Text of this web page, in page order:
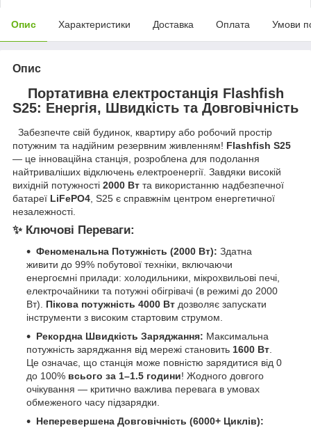
Опис Характеристики Доставка Оплата Умови
Опис
Портативна електростанція Flashfish
S25: Енергія, Швидкість та Довговічність
Забезпечте свій будинок, квартиру або робочий простір
потужним та надійним резервним живленням! Flashfish S25
— це інноваційна станція, розроблена для подолання
найтриваліших відключень електроенергії. Завдяки високій
вихідній потужності 2000 Вт та використанню надбезпечної
батареї LiFePO4, S25 є справжнім центром енергетичної
незалежності.
✨ Ключові Переваги:
Феноменальна Потужність (2000 Вт): Здатна
живити до 99% побутової техніки, включаючи
енергоємні прилади: холодильники, мікрохвильові печі,
електрочайники та потужні обігрівачі (в режимі до 2000
Вт). Пікова потужність 4000 Вт дозволяє запускати
інструменти з високим стартовим струмом.
Рекордна Швидкість Заряджання: Максимальна
потужність заряджання від мережі становить 1600 Вт.
Це означає, що станція може повністю зарядитися від 0
до 100% всього за 1–1.5 години! Жодного довгого
очікування — критично важлива перевага в умовах
обмеженого часу підзарядки.
Неперевершена Довговічність (6000+ Циклів):